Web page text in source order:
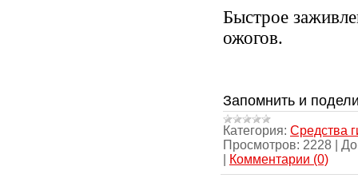
Быстрое
ожогов.
Запомнить и
Категория: Средства
Просмотров: 2228
Комментарии (0)